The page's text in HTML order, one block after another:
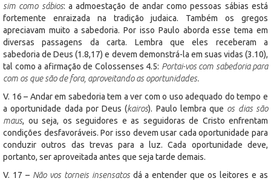
sim como sábios: a admoestação de andar como pessoas sábias está
fortemente enraizada na tradição judaica. Também os gregos
apreciavam muito a sabedoria. Por isso Paulo aborda esse tema em
diversas passagens da carta. Lembra que eles receberam a
sabedoria de Deus (1.8,17) e devem demonstrá-la em suas vidas (3.10),
tal como a afirmação de Colossenses 4.5: Portai-vos com sabedoria para
com os que são de fora, aproveitando as oportunidades.
V. 16 – Andar em sabedoria tem a ver com o uso adequado do tempo e
a oportunidade dada por Deus (kairos). Paulo lembra que os dias são
maus, ou seja, os seguidores e as seguidoras de Cristo enfrentam
condições desfavoráveis. Por isso devem usar cada oportunidade para
conduzir outros das trevas para a luz. Cada oportunidade deve,
portanto, ser aproveitada antes que seja tarde demais.
V. 17 – Não vos torneis insensatosdá a entender que os leitores e as